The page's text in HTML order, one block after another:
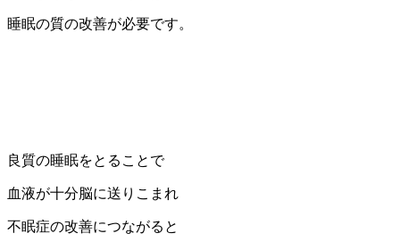
睡眠の質の改善が必要です。
良質の睡眠をとることで
血液が十分脳に送りこまれ
不眠症の改善につながると